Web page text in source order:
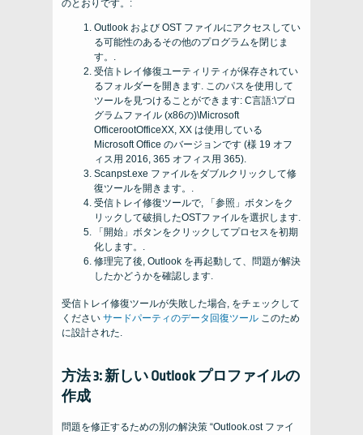
のとおりです。:
Outlook および OST ファイルにアクセスしてい
る可能性のあるその他のプログラムを閉じま
す。.
受信トレイ修復ユーティリティが保存されてい
るフォルダーを開きます. このパスを使用して
ツールを見つけることができます: C言語:\プロ
グラムファイル (x86の)\Microsoft
OfficerootOfficeXX, XX は使用している
Microsoft Office のバージョンです (様 19 オフ
ィス用 2016, 365 オフィス用 365).
Scanpst.exe ファイルをダブルクリックして修
復ツールを開きます。.
受信トレイ修復ツールで, 「参照」ボタンをク
リックして破損したOSTファイルを選択します.
「開始」ボタンをクリックしてプロセスを初期
化します。.
修理完了後, Outlook を再起動して、問題が解決
したかどうかを確認します.
受信トレイ修復ツールが失敗した場合, をチェックして
ください サードパーティのデータ回復ツール このため
に設計された.
方法 3: 新しい Outlook プロファイルの
作成
問題を修正するための別の解決策 “Outlook.ost ファイ